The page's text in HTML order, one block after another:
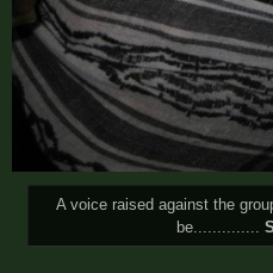
A voice raised against the
be..............